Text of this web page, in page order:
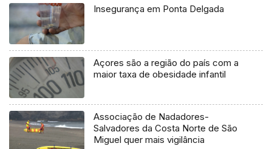
Insegurança em Ponta Delgada
Açores são a região do país com a
maior taxa de obesidade infantil
Associação de Nadadores-
Salvadores da Costa Norte de São
Miguel quer mais vigilância